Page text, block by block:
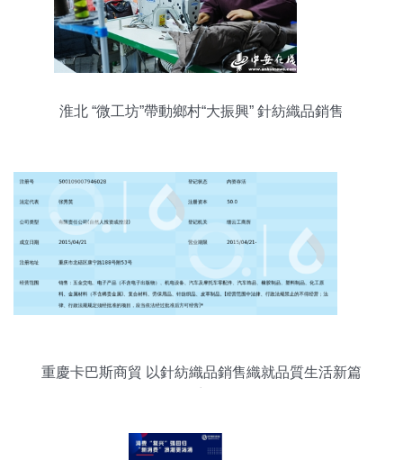
淮北 “微工坊”帶動鄉村“大振興” 針紡織品銷售
重慶卡巴斯商貿 以針紡織品銷售織就品質生活新篇